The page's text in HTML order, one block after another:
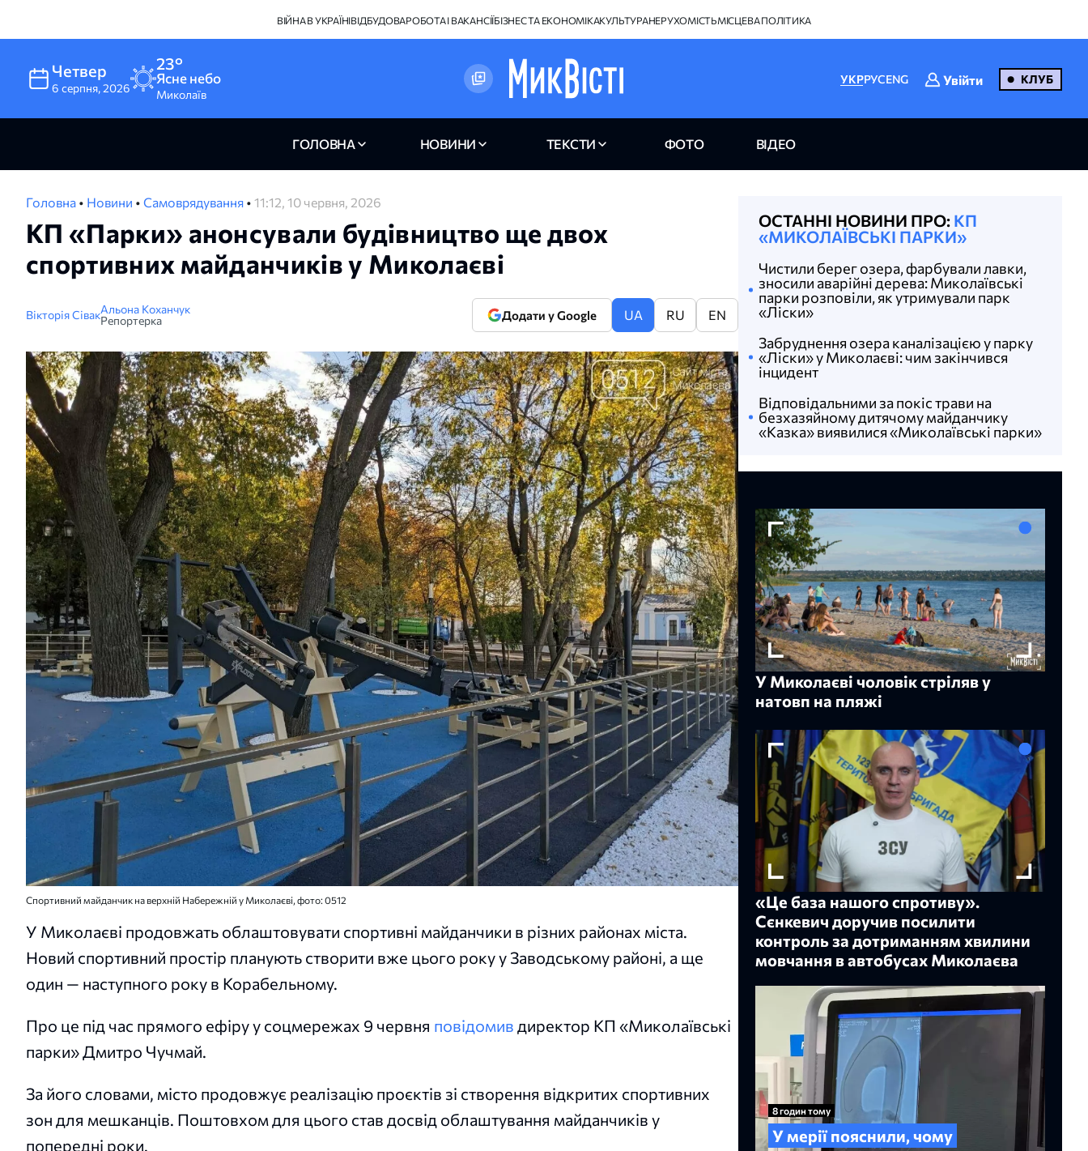
ВІЙНА В УКРАЇНІВІДБУДОВАРОБОТА І ВАКАНСІЇБІЗНЕС ТА ЕКОНОМІКАКУЛЬТУРАНЕРУХОМІСТЬМІСЦЕВА ПОЛІТИКА
Четвер
6 серпня,2026
23°
Ясне небо
Миколаїв
УКРРУСENG Увійти КЛУБ
ГОЛОВНА НОВИНИ ТЕКСТИ ФОТО ВІДЕО
Головна • Новини • Самоврядування • 11:12, 10 червня, 2026
КП «Парки» анонсували будівництво ще двох
спортивних майданчиків у Миколаєві
Вікторія СівакАльона Коханчук
Репортерка
Додати у Google UA RU EN
Спортивний майданчик на верхній Набережній у Миколаєві, фото: 0512
У Миколаєві продовжать облаштовувати спортивні майданчики в різних районах міста.
Новий спортивний простір планують створити вже цього року у Заводському районі, а ще
один — наступного року в Корабельному.
Про це під час прямого ефіру у соцмережах 9 червня повідомив директор КП «Миколаївські
парки» Дмитро Чучмай.
За його словами, місто продовжує реалізацію проєктів зі створення відкритих спортивних
зон для мешканців. Поштовхом для цього став досвід облаштування майданчиків у
попередні роки.
ОСТАННІ НОВИНИ ПРО: КП
«МИКОЛАЇВСЬКІ ПАРКИ»
Чистили берег озера, фарбували лавки,
зносили аварійні дерева: Миколаївські
парки розповіли, як утримували парк
«Ліски»
Забруднення озера каналізацією у парку
«Ліски» у Миколаєві: чим закінчився
інцидент
Відповідальними за покіс трави на
безхазяйному дитячому майданчику
«Казка» виявилися «Миколаївські парки»
У Миколаєві чоловік стріляв у
натовп на пляжі
«Це база нашого спротиву».
Сєнкевич доручив посилити
контроль за дотриманням хвилини
мовчання в автобусах Миколаєва
8 годин тому
У мерії пояснили, чому